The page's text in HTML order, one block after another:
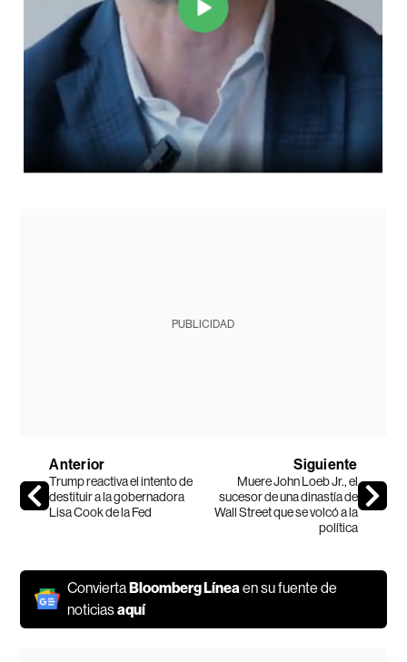
PUBLICIDAD
Anterior
Trump reactiva el intento de
destituir a la gobernadora
Lisa Cook de la Fed
Siguiente
Muere John Loeb Jr., el
sucesor de una dinastía de
Wall Street que se volcó a la
política
ConviertaBloomberg Línea en su fuente de
noticiasaquí